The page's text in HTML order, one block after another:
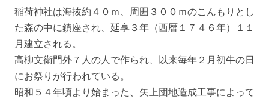
稲荷神社は海抜約４０ｍ、周囲３００ｍのこんもりとし
た森の中に鎮座され、延享３年（西暦１７４６年）１１
月建立される。
高柳文衛門外７人の人で作られ、以来毎年２月初牛の日
にお祭りが行われている。
昭和５４年頃より始まった、矢上団地造成工事によって